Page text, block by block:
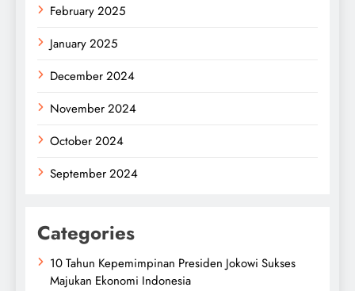
February 2025
January 2025
December 2024
November 2024
October 2024
September 2024
Categories
10 Tahun Kepemimpinan Presiden Jokowi Sukses
Majukan Ekonomi Indonesia